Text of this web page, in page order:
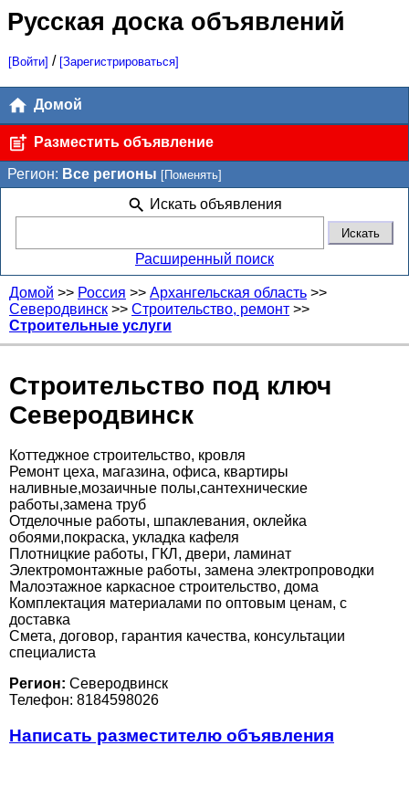
Русская доска объявлений
[Войти] / [Зарегистрироваться]
Домой
Разместить объявление
Регион: Все регионы [Поменять]
Искать объявления
Расширенный поиск
Домой >> Россия >> Архангельская область >>
Северодвинск >> Строительство, ремонт >>
Строительные услуги
Строительство под ключ
Северодвинск
Коттеджное строительство, кровля
Ремонт цеха, магазина, офиса, квартиры
наливные,мозаичные полы,сантехнические
работы,замена труб
Отделочные работы, шпаклевания, оклейка
обоями,покраска, укладка кафеля
Плотницкие работы, ГКЛ, двери, ламинат
Электромонтажные работы, замена электропроводки
Малоэтажное каркасное строительство, дома
Комплектация материалами по оптовым ценам, с
доставка
Смета, договор, гарантия качества, консультации
специалиста
Регион: Северодвинск
Телефон: 8184598026
Написать разместителю объявления